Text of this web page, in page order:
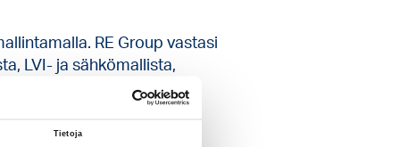
Tietoja
RE Group vastasi
LVI- ja sähkömallista,
Mallia käytettiin
aikana.